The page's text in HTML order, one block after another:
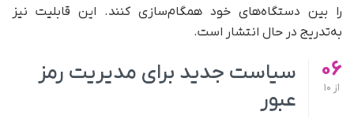
را بین دستگاه‌های خود همگام‌سازی کنند. این قابلیت نیز
به‌تدریج در حال انتشار است.
06
از
سیاست جدید برای مدیریت رمز
عبور